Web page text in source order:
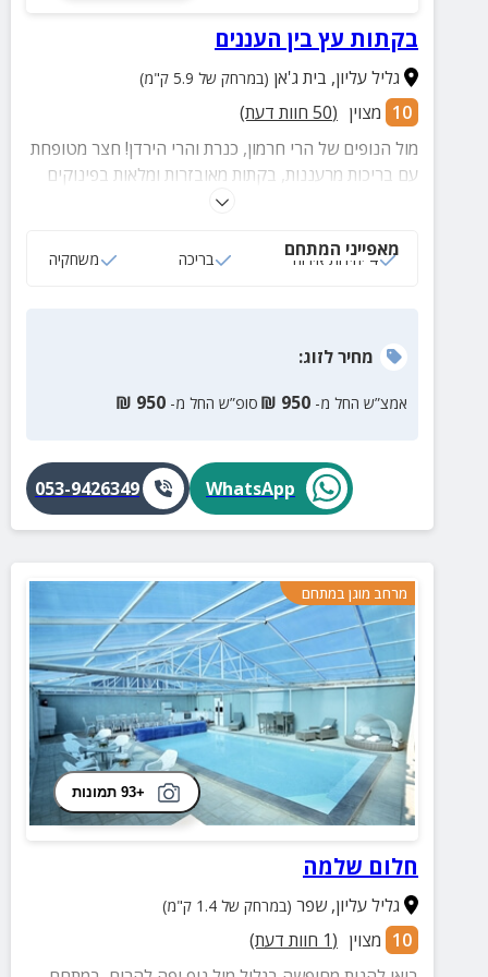
בקתות עץ בין העננים
גליל עליון, בית ג'אן (במרחק של 5.9 ק"מ)
10 מצוין (
50 חוות דעת)
מול הנופים של הרי חרמון, כנרת והרי הירדן! חצר מטופחת
עם בריכות מרעננות, בקתות מאובזרות ומלאות בפינוקים
ופינות ישיבה נעימות מול הנופים
מאפייני המתחם
4 יחידות אירוח בריכה משחקיה
מחירלזוג:
אמצ”ש החל מ- 950
₪ סופ”ש החל מ- 950
₪
WhatsApp
053-9426349
מרחב מוגן במתחם
+93 תמונות
חלום שלמה
גליל עליון,שפר (במרחק של 1.4 ק"מ)
10 מצוין (
1 חוות דעת)